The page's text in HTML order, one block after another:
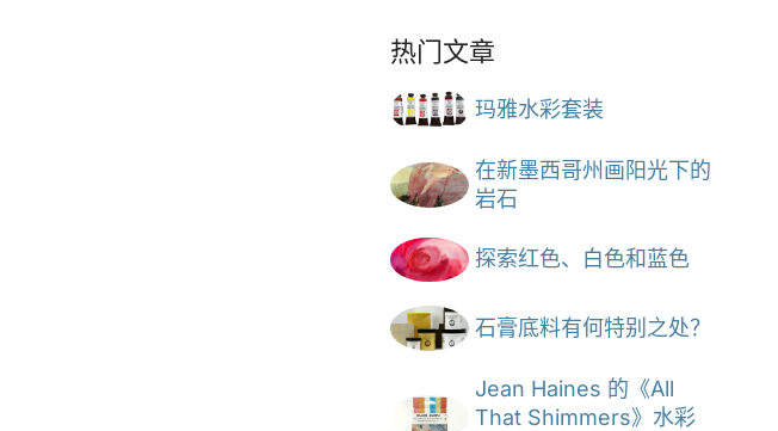
热门文章
玛雅水彩套装
在新墨西哥州画阳光下的
岩石
探索红色、白色和蓝色
石膏底料有何特别之处？
Jean Haines 的《All
That Shimmers》水彩